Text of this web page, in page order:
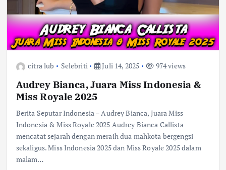
citra lub Selebriti Juli 14, 2025 974 views
Audrey Bianca, Juara Miss Indonesia &
Miss Royale 2025
Berita Seputar Indonesia – Audrey Bianca, Juara Miss
Indonesia & Miss Royale 2025 Audrey Bianca Callista
mencatat sejarah dengan meraih dua mahkota bergengsi
sekaligus. Miss Indonesia 2025 dan Miss Royale 2025 dalam
malam…